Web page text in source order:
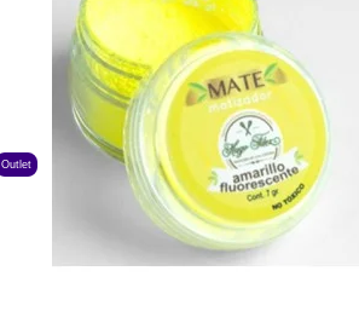
Outlet